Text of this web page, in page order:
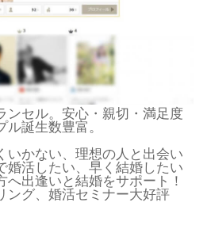
ンセル。安心・親切・満足度
誕生数豊富。
いかない、理想の人と出会い
婚活したい、早く結婚したい
出逢いと結婚をサポート！
ング、婚活セミナー大好評